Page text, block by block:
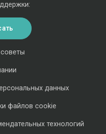
данных
файлов cookie
технологий